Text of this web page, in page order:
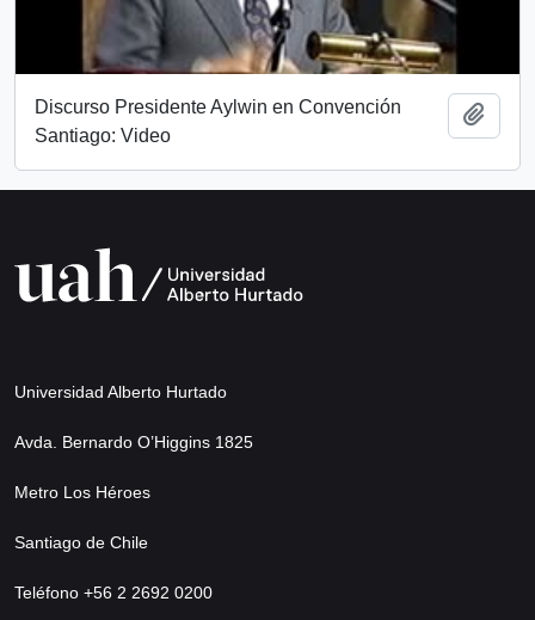
Discurso Presidente Aylwin en Convención
Santiago: Video
Universidad Alberto Hurtado
Avda. Bernardo O’Higgins 1825
Metro Los Héroes
Santiago de Chile
Teléfono +56 2 2692 0200